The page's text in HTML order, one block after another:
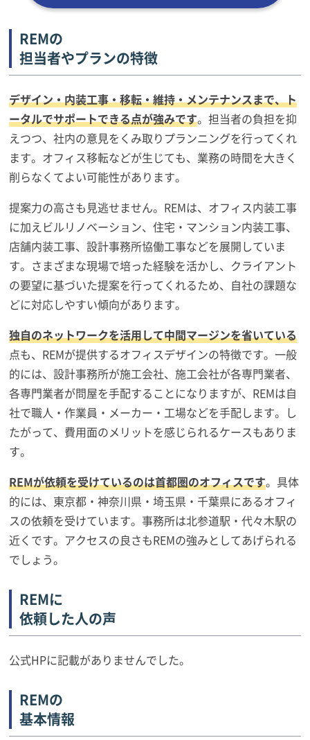
REMの
担当者やプランの特徴
デザイン・内装工事・移転・維持・メンテナンスまで、ト
ータルでサポートできる点が強みです。担当者の負担を抑
えつつ、社内の意見をくみ取りプランニングを行ってくれ
ます。オフィス移転などが生じても、業務の時間を大きく
削らなくてよい可能性があります。
提案力の高さも見逃せません。REMは、オフィス内装工事
に加えビルリノベーション、住宅・マンション内装工事、
店舗内装工事、設計事務所協働工事などを展開していま
す。さまざまな現場で培った経験を活かし、クライアント
の要望に基づいた提案を行ってくれるため、自社の課題な
どに対応しやすい傾向があります。
独自のネットワークを活用して中間マージンを省いている
点も、REMが提供するオフィスデザインの特徴です。一般
的には、設計事務所が施工会社、施工会社が各専門業者、
各専門業者が問屋を手配することになりますが、REMは自
社で職人・作業員・メーカー・工場などを手配します。し
たがって、費用面のメリットを感じられるケースもありま
す。
REMが依頼を受けているのは首都圏のオフィスです。具体
的には、東京都・神奈川県・埼玉県・千葉県にあるオフィ
スの依頼を受けています。事務所は北参道駅・代々木駅の
近くです。アクセスの良さもREMの強みとしてあげられる
でしょう。
REMに
依頼した人の声
公式HPに記載がありませんでした。
REMの
基本情報